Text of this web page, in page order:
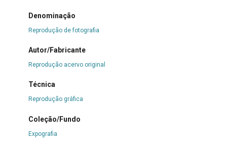
Denominação
Reprodução de fotografia
Autor/Fabricante
Reprodução acervo original
Técnica
Reprodução gráfica
Coleção/Fundo
Expografia